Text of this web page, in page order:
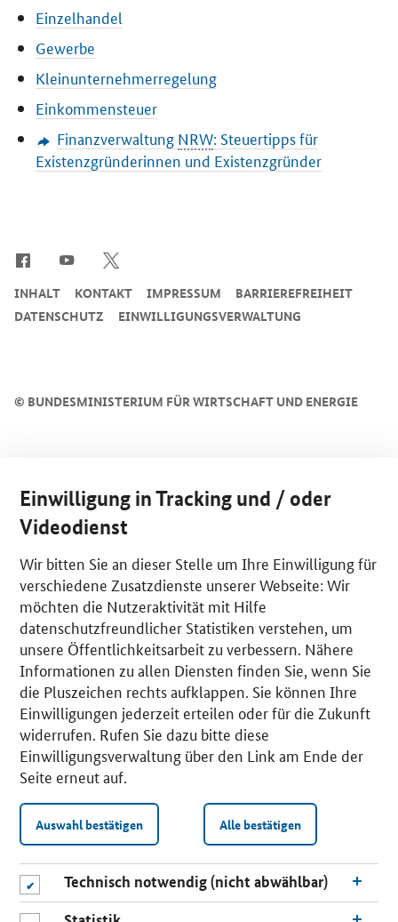
Einzelhandel
Gewerbe
Kleinunternehmerregelung
Einkommensteuer
Finanzverwaltung NRW: Steuertipps für
Existenzgründerinnen und Existenzgründer
© BUNDESMINISTERIUM FÜR WIRTSCHAFT UND ENERGIE
INHALT KONTAKT IMPRESSUM
BARRIEREFREIHEIT
DATENSCHUTZ
EINWILLIGUNGSVERWALTUNG
Einwilligung in Tracking und / oder
Videodienst
Wir bitten Sie an dieser Stelle um Ihre Einwilligung für
verschiedene Zusatzdienste unserer Webseite: Wir
möchten die Nutzeraktivität mit Hilfe
datenschutzfreundlicher Statistiken verstehen, um
unsere Öffentlichkeitsarbeit zu verbessern. Nähere
Informationen zu allen Diensten finden Sie, wenn Sie
die Pluszeichen rechts aufklappen. Sie können Ihre
Einwilligungen jederzeit erteilen oder für die Zukunft
widerrufen. Rufen Sie dazu bitte diese
Einwilligungsverwaltung über den Link am Ende der
Seite erneut auf.
Auswahl bestätigen Alle bestätigen
Technisch notwendig (nicht abwählbar)